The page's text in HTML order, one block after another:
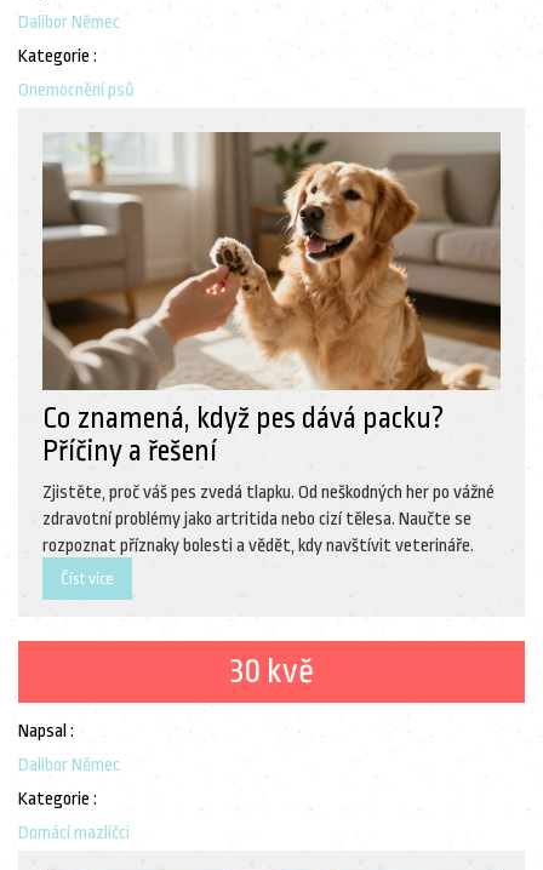
Dalibor Němec
Kategorie :
Onemocnění psů
Co znamená, když pes dává packu?
Příčiny a řešení
Zjistěte, proč váš pes zvedá tlapku. Od neškodných her po vážné
zdravotní problémy jako artritida nebo cizí tělesa. Naučte se
rozpoznat příznaky bolesti a vědět, kdy navštívit veterináře.
Číst více
30 kvě
Napsal :
Dalibor Němec
Kategorie :
Domácí mazlíčci